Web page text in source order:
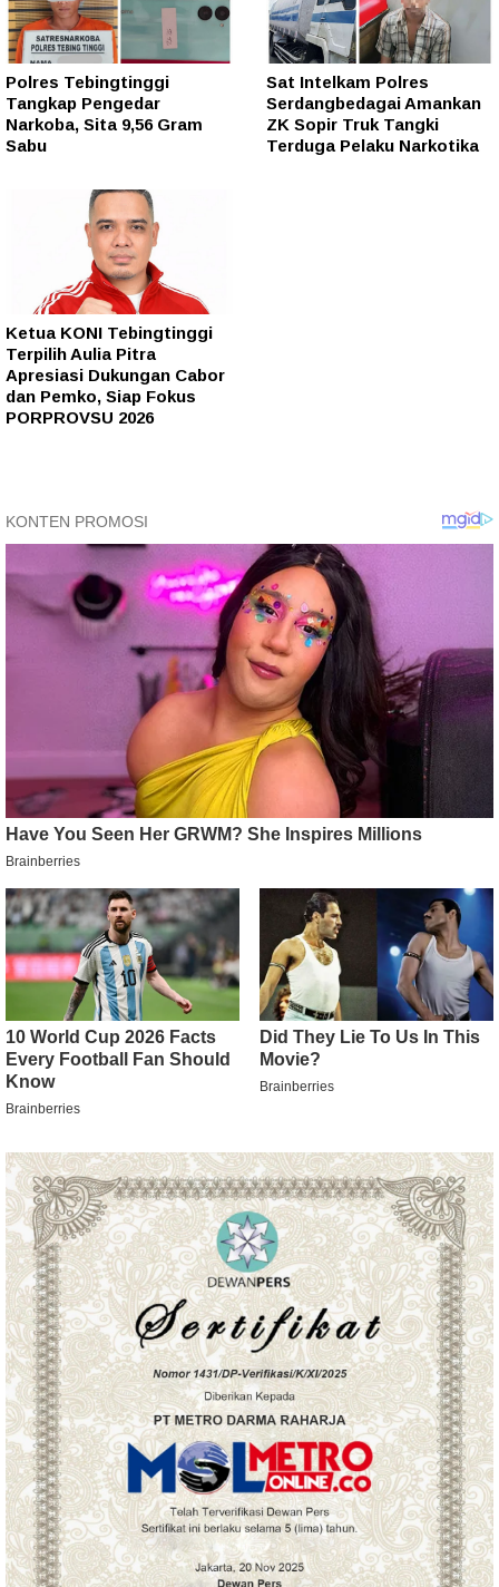
Polres Tebingtinggi
Tangkap Pengedar
Narkoba, Sita 9,56 Gram
Sabu
Sat Intelkam Polres
Serdangbedagai Amankan
ZK Sopir Truk Tangki
Terduga Pelaku Narkotika
Ketua KONI Tebingtinggi
Terpilih Aulia Pitra
Apresiasi Dukungan Cabor
dan Pemko, Siap Fokus
PORPROVSU 2026